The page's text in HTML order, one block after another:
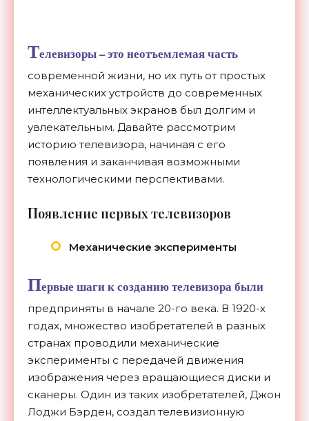
Телевизоры – это неотъемлемая часть
современной жизни, но их путь от простых
механических устройств до современных
интеллектуальных экранов был долгим и
увлекательным. Давайте рассмотрим
историю телевизора, начиная с его
появления и заканчивая возможными
технологическими перспективами.
Появление первых телевизоров
Механические эксперименты
Первые шаги к созданию телевизора были
предприняты в начале 20-го века. В 1920-х
годах, множество изобретателей в разных
странах проводили механические
эксперименты с передачей движения
изображения через вращающиеся диски и
сканеры. Один из таких изобретателей, Джон
Лоджи Бэрден, создал телевизионную